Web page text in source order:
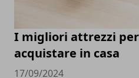
I migliori attrezzi
acquistare in casa
17/09/2024